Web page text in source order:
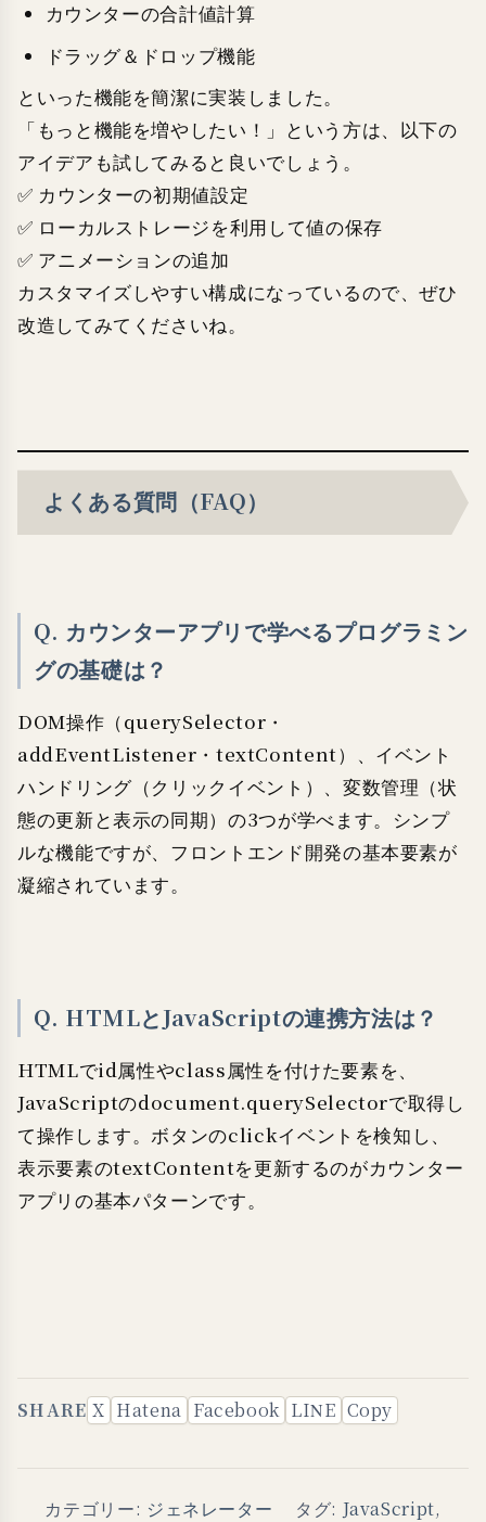
カウンターの合計値計算
ドラッグ＆ドロップ機能
といった機能を簡潔に実装しました。
「もっと機能を増やしたい！」という方は、以下の
アイデアも試してみると良いでしょう。
✅ カウンターの初期値設定
✅ ローカルストレージを利用して値の保存
✅ アニメーションの追加
カスタマイズしやすい構成になっているので、ぜひ
改造してみてくださいね。
よくある質問（FAQ）
Q. カウンターアプリで学べるプログラミン
グの基礎は？
DOM操作（querySelector・
addEventListener・textContent）、イベント
ハンドリング（クリックイベント）、変数管理（状
態の更新と表示の同期）の3つが学べます。シンプ
ルな機能ですが、フロントエンド開発の基本要素が
凝縮されています。
Q. HTMLとJavaScriptの連携方法は？
HTMLでid属性やclass属性を付けた要素を、
JavaScriptのdocument.querySelectorで取得し
て操作します。ボタンのclickイベントを検知し、
表示要素のtextContentを更新するのがカウンター
アプリの基本パターンです。
SHARE X Hatena Facebook LINE Copy
カテゴリー: ジェネレーター タグ: JavaScript,